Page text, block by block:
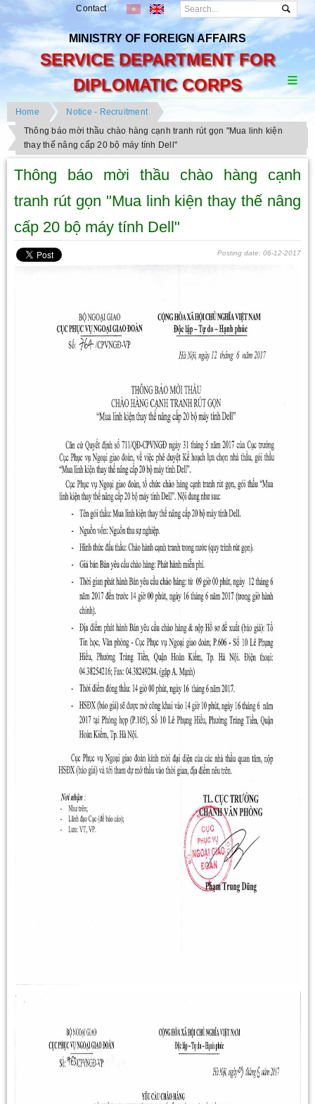
Contact
MINISTRY OF FOREIGN AFFAIRS
SERVICE DEPARTMENT FOR
DIPLOMATIC CORPS
Home
Notice - Recruitment
Thông báo mời thầu chào hàng cạnh tranh rút gọn "Mua linh kiện
thay thế nâng cấp 20 bộ máy tính Dell"
Thông báo mời thầu chào hàng cạnh
tranh rút gọn "Mua linh kiện thay thế nâng
cấp 20 bộ máy tính Dell"
Posting date: 06-12-2017